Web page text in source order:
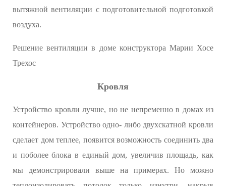
вытяжной вентиляции с подготовительной подготовкой
воздуха.
Решение вентиляции в доме конструктора Марии Хосе
Трехос
Кровля
Устройство кровли лучше, но не непременно в домах из
контейнеров. Устройство одно- либо двухскатной кровли
сделает дом теплее, появится возможность соединить два
и поболее блока в единый дом, увеличив площадь, как
мы демонстрировали выше на примерах. Но можно